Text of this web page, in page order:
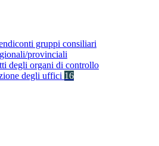
gruppi consiliari
provinciali
degli organi di controllo
degli uffici 16